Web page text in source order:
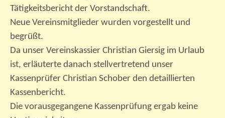
Tätigkeitsbericht der Vorstandschaft.
Neue Vereinsmitglieder wurden vorgestellt und
begrüßt.
Da unser Vereinskassier Christian Giersig im Urlaub
ist, erläuterte danach stellvertretend unser
Kassenprüfer Christian Schober den detaillierten
Kassenbericht.
Die vorausgegangene Kassenprüfung ergab keine